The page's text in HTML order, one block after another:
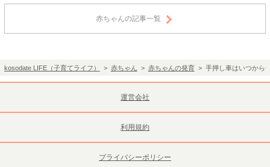
赤ちゃんの記事一覧
kosodate LIFE（子育てライフ） > 赤ちゃん > 赤ちゃんの発育> 手押し車はいつから
運営会社
利用規約
プライバシーポリシー